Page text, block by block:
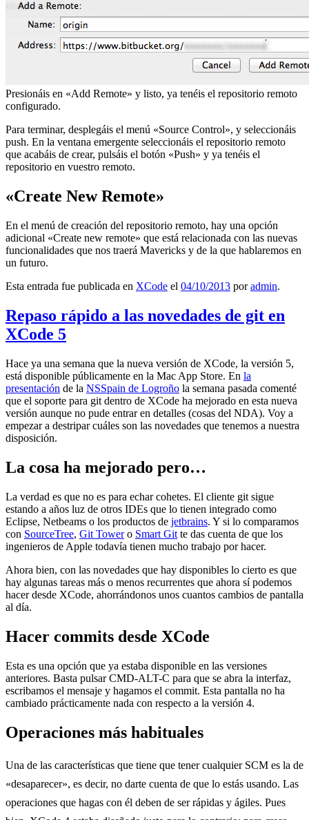
Presionáis en «Add Remote» y listo, ya tenéis el repositorio remoto
configurado.
Para terminar, desplegáis el menú «Source Control», y seleccionáis
push. En la ventana emergente seleccionáis el repositorio remoto
que acabáis de crear, pulsáis el botón «Push» y ya tenéis el
repositorio en vuestro remoto.
«Create New Remote»
En el menú de creación del repositorio remoto, hay una opción
adicional «Create new remote» que está relacionada con las nuevas
funcionalidades que nos traerá Mavericks y de la que hablaremos en
un futuro.
Esta entrada fue publicada en XCode el 04/10/2013 poradmin.
Repaso rápido a las novedades de git en
XCode 5
Hace ya una semana que la nueva versión de XCode, la versión 5,
está disponible públicamente en la Mac App Store. En la
presentación de la NSSpain de Logroño la semana pasada comenté
que el soporte para git dentro de XCode ha mejorado en esta nueva
versión aunque no pude entrar en detalles (cosas del NDA). Voy a
empezar a destripar cuáles son las novedades que tenemos a nuestra
disposición.
La cosa ha mejorado pero…
La verdad es que no es para echar cohetes. El cliente git sigue
estando a años luz de otros IDEs que lo tienen integrado como
Eclipse, Netbeams o los productos de jetbrains. Y si lo comparamos
con SourceTree, Git Towero Smart Git te das cuenta de que los
ingenieros de Apple todavía tienen mucho trabajo por hacer.
Ahora bien, con las novedades que hay disponibles lo cierto es que
hay algunas tareas más o menos recurrentes que ahora sí podemos
hacer desde XCode, ahorrándonos unos cuantos cambios de pantalla
al día.
Hacer commits desde XCode
Esta es una opción que ya estaba disponible en las versiones
anteriores. Basta pulsar CMD-ALT-C para que se abra la interfaz,
escribamos el mensaje y hagamos el commit. Esta pantalla no ha
cambiado prácticamente nada con respecto a la versión 4.
Operaciones más habituales
Una de las características que tiene que tener cualquier SCM es la de
«desaparecer», es decir, no darte cuenta de que lo estás usando. Las
operaciones que hagas con él deben de ser rápidas y ágiles. Pues